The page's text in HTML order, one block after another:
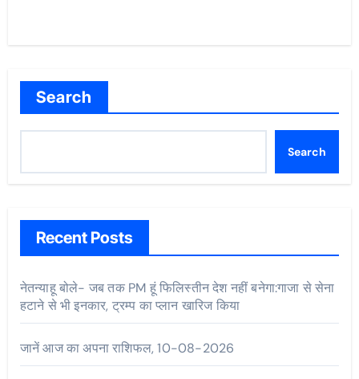
Search
Search
Recent Posts
नेतन्याहू बोले- जब तक PM हूं फिलिस्तीन देश नहीं बनेगा:गाजा से सेना
हटाने से भी इनकार, ट्रम्प का प्लान खारिज किया
जानें आज का अपना राशिफल, 10-08-2026